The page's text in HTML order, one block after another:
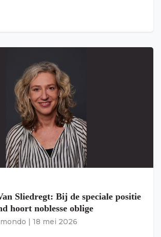
Sliedregt: Bij de speciale positie
hoort noblesse oblige
18 mei 2026